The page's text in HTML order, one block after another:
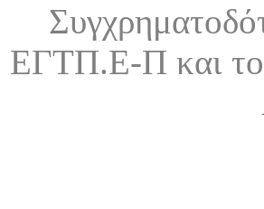
ΕΓΤΠ.Ε-Π και το